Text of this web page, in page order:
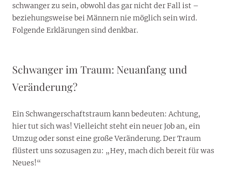
schwanger zu sein, obwohl das gar nicht der Fall ist –
beziehungsweise bei Männern nie möglich sein wird.
Folgende Erklärungen sind denkbar.
Schwanger im Traum: Neuanfang und
Veränderung?
Ein Schwangerschaftstraum kann bedeuten: Achtung,
hier tut sich was! Vielleicht steht ein neuer Job an, ein
Umzug oder sonst eine große Veränderung. Der Traum
flüstert uns sozusagen zu: „Hey, mach dich bereit für was
Neues!“